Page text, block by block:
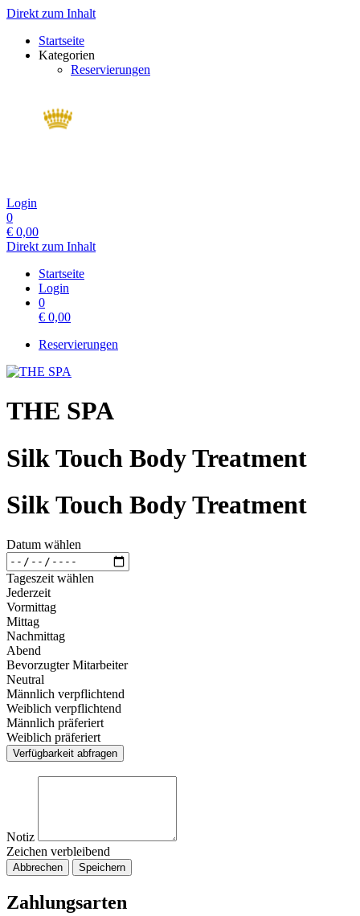
Direkt zum Inhalt
Startseite
Kategorien
Reservierungen
Login
0
€ 0,00
Direkt zum Inhalt
Startseite
Login
0
€ 0,00
Reservierungen
THE SPA
Silk Touch Body Treatment
Silk Touch Body Treatment
Datum wählen
Tageszeit wählen
Jederzeit
Vormittag
Mittag
Nachmittag
Abend
Bevorzugter Mitarbeiter
Neutral
Männlich verpflichtend
Weiblich verpflichtend
Männlich präferiert
Weiblich präferiert
Verfügbarkeit abfragen
Notiz
Zeichen verbleibend
Abbrechen Speichern
Zahlungsarten